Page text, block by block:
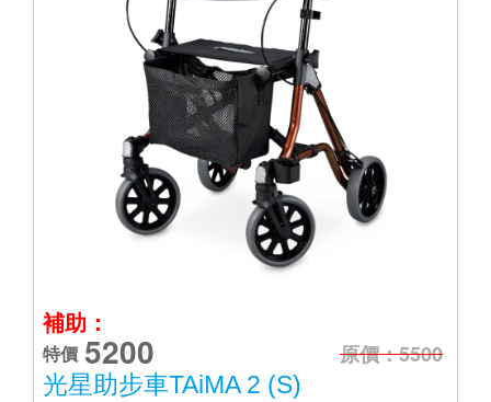
補助：
特價 5200
原價：5500
光星助步車TAiMA 2 (S)